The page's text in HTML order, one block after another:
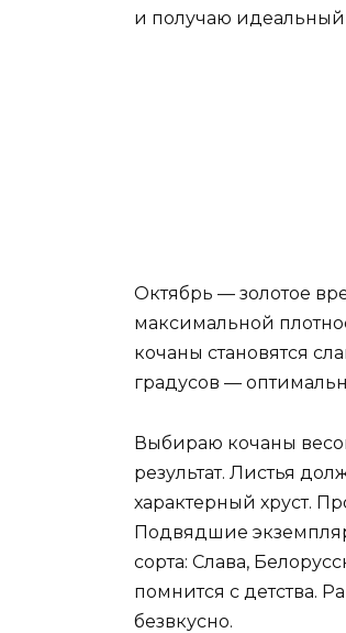
и получаю идеальный
Октябрь — золотое
максимальной
кочаны становятся
градусов —
Выбираю кочаны
результат. Листья
характерный хруст.
Подвядшие
сорта: Слава,
помнится с детства.
безвкусно.